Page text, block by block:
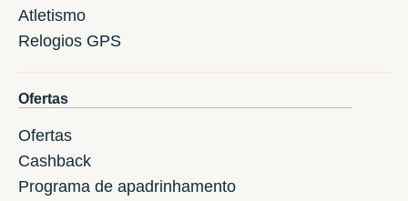
Atletismo
Relogios GPS
Ofertas
Ofertas
Cashback
Programa de apadrinhamento